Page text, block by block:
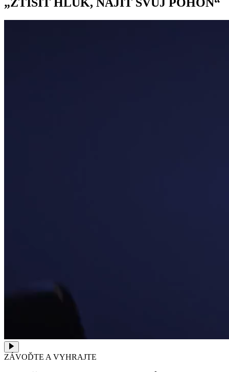
ZÁVOĎTE A VYHRAJTE